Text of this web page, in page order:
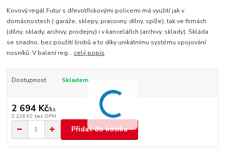
Kovový regál Futur s dřevotřískovými policemi má využití jak v
domácnostech ( garáže, sklepy, pracovny, dílny, spíže), tak ve firmách
(dílny, sklady, archivy, prodejny) i v kancelářích (archivy, sklady). Skláda
se snadno, bez použití šrobů a to díky unikátnímu systému spojování
nosníků. V balení reg... celý popis
Dostupnost Skladem
2 694 Kč/ks
2 226 Kč bez DPH
Přidat do košíku